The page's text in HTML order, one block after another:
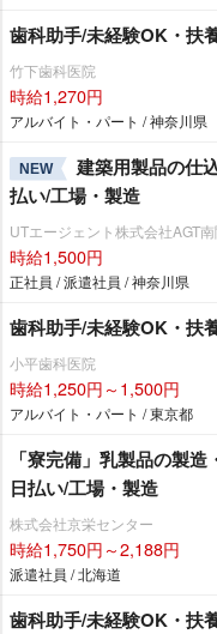
歯科助手/未経験OK・扶
竹下歯科医院
時給1,270円
アルバイト・パート / 神奈川県
NEW
建築用製品の仕
払い/工場・製造
UTエージェント株式会社AGT
時給1,500円
正社員 / 派遣社員 / 神奈川県
歯科助手/未経験OK・扶
小平歯科医院
時給1,250円～1,500円
アルバイト・パート / 東京都
「寮完備」乳製品の製
日払い/工場・製造
株式会社京栄センター
時給1,750円～2,188円
派遣社員 / 北海道
歯科助手/未経験OK・扶